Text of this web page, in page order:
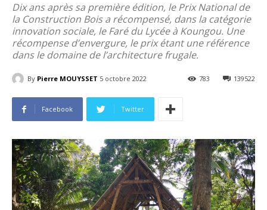
Dix ans après sa première édition, le Prix National de
la Construction Bois a récompensé, dans la catégorie
innovation sociale, le Faré du Lycée à Koungou. Une
récompense d’envergure, le prix étant une référence
dans le domaine de l’architecture frugale.
By Pierre MOUYSSET 5 octobre 2022 139522
783
Facebook Twitter